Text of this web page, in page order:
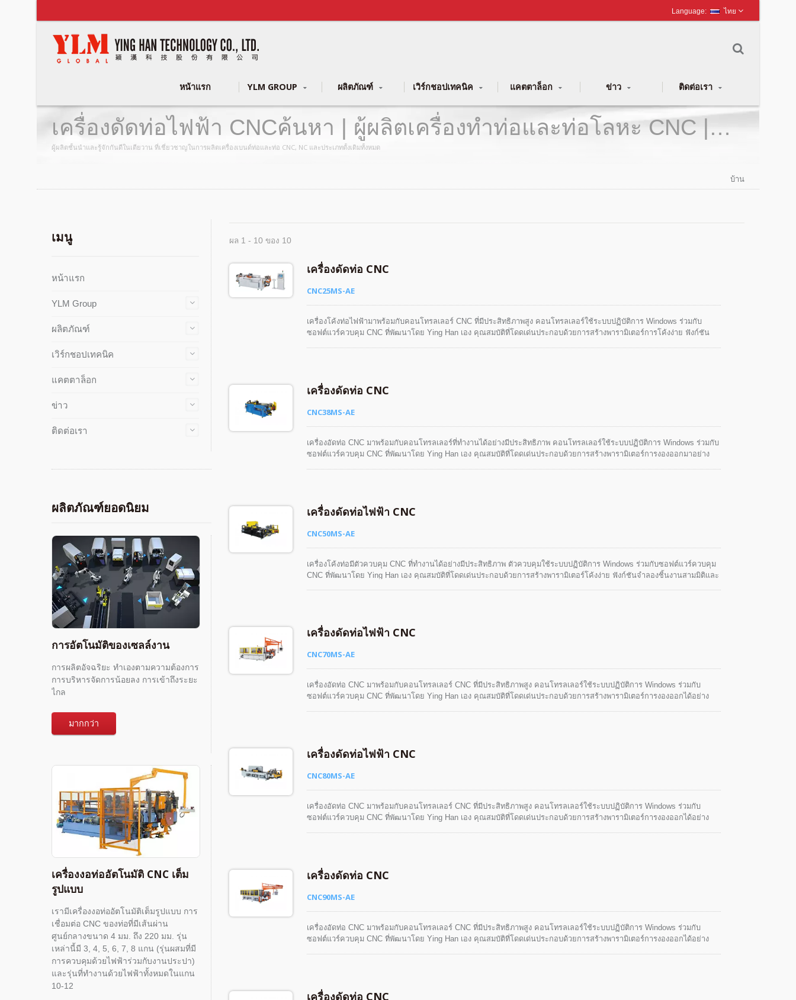
ไทย
หน้าแรก YLM GROUP ผลิตภัณฑ์ เวิร์กชอปเทคนิค แคตตาล็อก ข่าว ติดต่อเรา
เครื่องดัดท่อไฟฟ้า CNCค้นหา | ผู้ผลิตเครื่องทำท่อและท่อโลหะ CNC |
YLM Group
ผู้ผลิตชั้นนำและรู้จักกันดีในเตียวาน ที่เชี่ยวชาญในการผลิตเครื่องเบนด์ท่อและท่อ CNC, NC และประเภทดั้งเดิมทั้งหมด
บ้าน
เมนู
หน้าแรก
YLM Group
ผลิตภัณฑ์
เวิร์กชอปเทคนิค
แคตตาล็อก
ข่าว
ติดต่อเรา
ผลิตภัณฑ์ยอดนิยม
การอัตโนมัติของเซลล์งาน
การผลิตอัจฉริยะ ทำเองตามความต้องการ
การบริหารจัดการน้อยลง การเข้าถึงระยะ
ไกล
มากกว่า
เครื่องงอท่ออัตโนมัติ CNC เต็ม
รูปแบบ
เรามีเครื่องงอท่ออัตโนมัติเต็มรูปแบบ การ
เชื่อมต่อ CNC ของท่อที่มีเส้นผ่าน
ศูนย์กลางขนาด 4 มม. ถึง 220 มม. รุ่น
เหล่านี้มี 3, 4, 5, 6, 7, 8 แกน (รุ่นผสมที่มี
การควบคุมด้วยไฟฟ้าร่วมกับงานประปา)
และรุ่นที่ทำงานด้วยไฟฟ้าทั้งหมดในแกน
10-12
ผล 1 - 10 ของ 10
เครื่องดัดท่อ CNC
CNC25MS-AE
เครื่องโค้งท่อไฟฟ้ามาพร้อมกับคอนโทรลเลอร์ CNC ที่มีประสิทธิภาพสูง คอนโทรลเลอร์ใช้ระบบปฏิบัติการ Windows ร่วมกับ
ซอฟต์แวร์ควบคุม CNC ที่พัฒนาโดย Ying Han เอง คุณสมบัติที่โดดเด่นประกอบด้วยการสร้างพารามิเตอร์การโค้งง่าย ฟังก์ชัน
เครื่องดัดท่อ CNC
CNC38MS-AE
เครื่องอัดท่อ CNC มาพร้อมกับคอนโทรลเลอร์ที่ทำงานได้อย่างมีประสิทธิภาพ คอนโทรลเลอร์ใช้ระบบปฏิบัติการ Windows ร่วมกับ
ซอฟต์แวร์ควบคุม CNC ที่พัฒนาโดย Ying Han เอง คุณสมบัติที่โดดเด่นประกอบด้วยการสร้างพารามิเตอร์การงองออกมาอย่าง
เครื่องดัดท่อไฟฟ้า CNC
CNC50MS-AE
เครื่องโค้งท่อมีตัวควบคุม CNC ที่ทำงานได้อย่างมีประสิทธิภาพ ตัวควบคุมใช้ระบบปฏิบัติการ Windows ร่วมกับซอฟต์แวร์ควบคุม
CNC ที่พัฒนาโดย Ying Han เอง คุณสมบัติที่โดดเด่นประกอบด้วยการสร้างพารามิเตอร์โค้งง่าย ฟังก์ชันจำลองชิ้นงานสามมิติและ
เครื่องดัดท่อไฟฟ้า CNC
CNC70MS-AE
เครื่องอัดท่อ CNC มาพร้อมกับคอนโทรลเลอร์ CNC ที่มีประสิทธิภาพสูง คอนโทรลเลอร์ใช้ระบบปฏิบัติการ Windows ร่วมกับ
ซอฟต์แวร์ควบคุม CNC ที่พัฒนาโดย Ying Han เอง คุณสมบัติที่โดดเด่นประกอบด้วยการสร้างพารามิเตอร์การงองออกได้อย่าง
เครื่องดัดท่อไฟฟ้า CNC
CNC80MS-AE
เครื่องอัดท่อ CNC มาพร้อมกับคอนโทรลเลอร์ CNC ที่มีประสิทธิภาพสูง คอนโทรลเลอร์ใช้ระบบปฏิบัติการ Windows ร่วมกับ
ซอฟต์แวร์ควบคุม CNC ที่พัฒนาโดย Ying Han เอง คุณสมบัติที่โดดเด่นประกอบด้วยการสร้างพารามิเตอร์การงองออกได้อย่าง
เครื่องดัดท่อ CNC
CNC90MS-AE
เครื่องอัดท่อ CNC มาพร้อมกับคอนโทรลเลอร์ CNC ที่มีประสิทธิภาพสูง คอนโทรลเลอร์ใช้ระบบปฏิบัติการ Windows ร่วมกับ
ซอฟต์แวร์ควบคุม CNC ที่พัฒนาโดย Ying Han เอง คุณสมบัติที่โดดเด่นประกอบด้วยการสร้างพารามิเตอร์การงองออกได้อย่าง
เครื่องดัดท่อ CNC